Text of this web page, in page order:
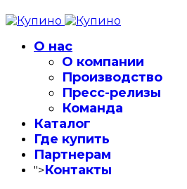
О нас
О компании
Производство
Пресс-релизы
Команда
Каталог
Где купить
Партнерам
">Контакты